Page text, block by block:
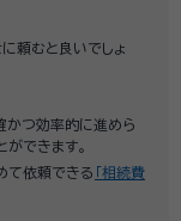
頼むと良いでしょ
かつ効率的に進めら
できます。
て依頼できる
「相続費